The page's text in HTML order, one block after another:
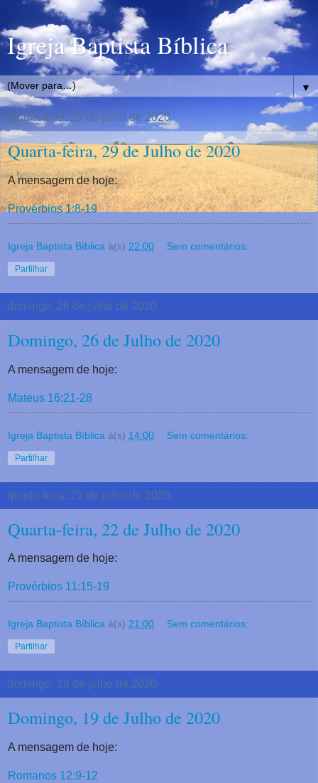
Igreja Baptista Bíblica
▼
quarta-feira, 29 de julho de 2020
Quarta-feira, 29 de Julho de 2020
A mensagem de hoje:
Provérbios 1:8-19
Igreja Baptista Bíblica à(s) 22:00 Sem comentários:
Partilhar
domingo, 26 de julho de 2020
Domingo, 26 de Julho de 2020
A mensagem de hoje:
Mateus 16:21-28
Igreja Baptista Bíblica à(s) 14:00 Sem comentários:
Partilhar
quarta-feira, 22 de julho de 2020
Quarta-feira, 22 de Julho de 2020
A mensagem de hoje:
Provérbios 11:15-19
Igreja Baptista Bíblica à(s) 21:00 Sem comentários:
Partilhar
domingo, 19 de julho de 2020
Domingo, 19 de Julho de 2020
A mensagem de hoje:
Romanos 12:9-12